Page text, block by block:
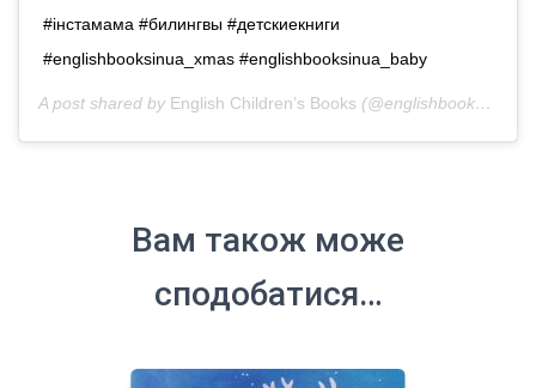
#iнстамама #билингвы #детскиекниги
#englishbooksinua_xmas #englishbooksinua_baby
A post shared by English Children’s Books (@englishbooks.in.ua) on
Вам також може
сподобатися…